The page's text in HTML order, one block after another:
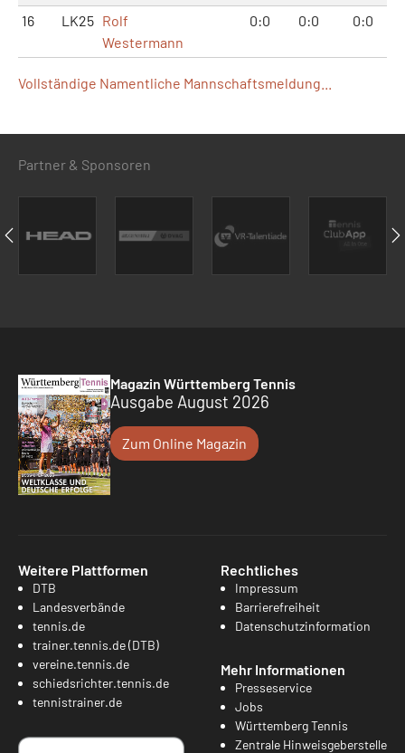
16 LK25 Rolf
Westermann
0:0 0:0 0:0
Vollständige Namentliche Mannschaftsmeldung...
Partner & Sponsoren
Magazin Württemberg Tennis
Ausgabe August 2026
Zum Online Magazin
Weitere Plattformen
DTB
Landesverbände
tennis.de
trainer.tennis.de (DTB)
vereine.tennis.de
schiedsrichter.tennis.de
tennistrainer.de
Rechtliches
Impressum
Barrierefreiheit
Datenschutzinformation
Mehr Informationen
Presseservice
Jobs
Württemberg Tennis
Zentrale Hinweisgeberstelle